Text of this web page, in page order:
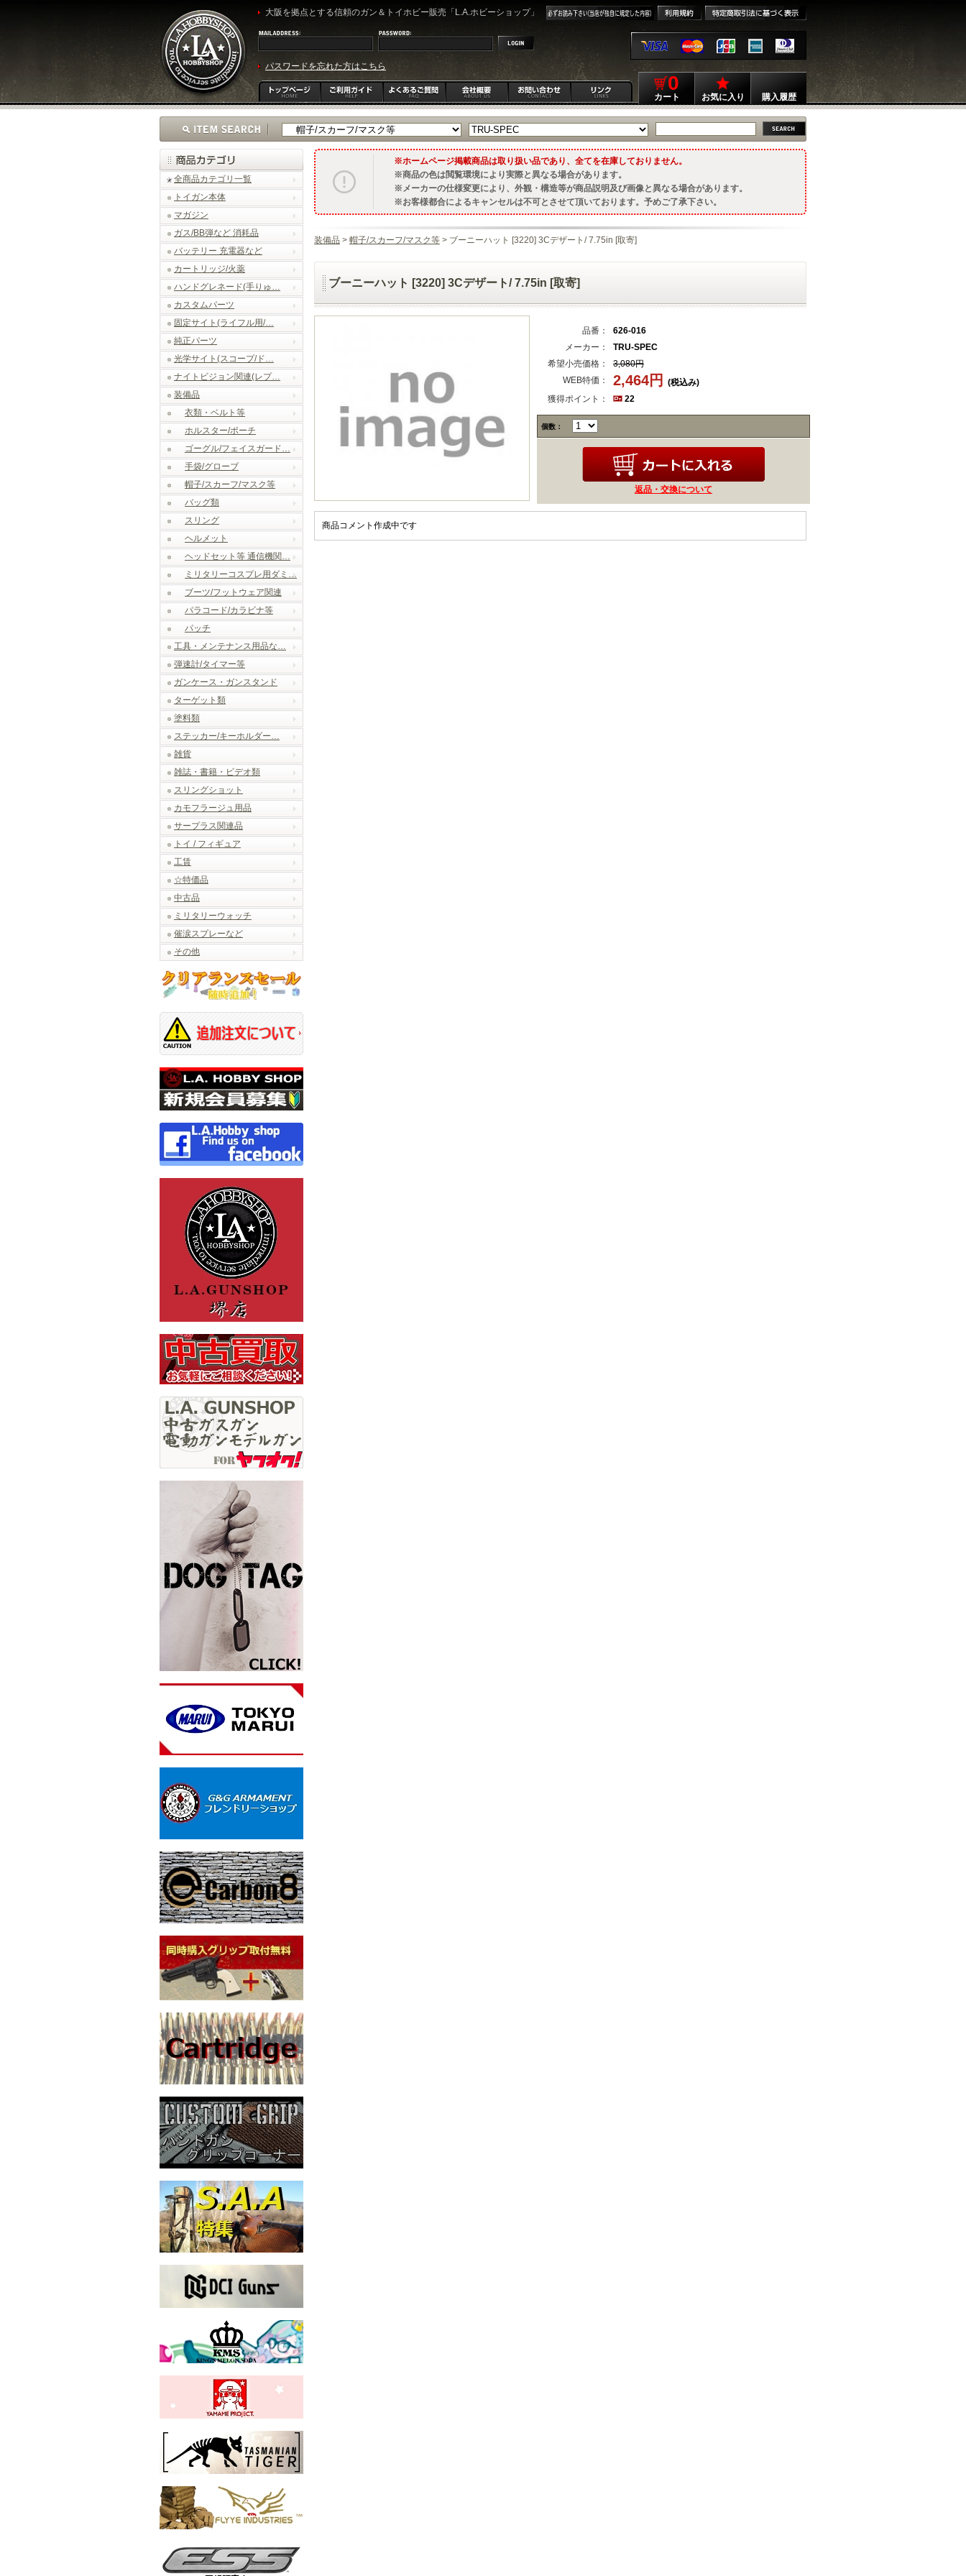
大阪を拠点とする信頼のガン＆トイホビー販売「L.A.ホビーショップ」
パスワードを忘れた方はこちら
0
カート お気に入り 購入履歴
全商品カテゴリ一覧
トイガン本体
マガジン
ガス/BB弾など 消耗品
バッテリー 充電器など
カートリッジ/火薬
ハンドグレネード(手りゅ…
カスタムパーツ
固定サイト(ライフル用/…
純正パーツ
光学サイト(スコープ/ド…
ナイトビジョン関連(レプ…
装備品
衣類・ベルト等
ホルスター/ポーチ
ゴーグル/フェイスガード…
手袋/グローブ
帽子/スカーフ/マスク等
バッグ類
スリング
ヘルメット
ヘッドセット等 通信機関…
ミリタリーコスプレ用ダミ…
ブーツ/フットウェア関連
パラコード/カラビナ等
パッチ
工具・メンテナンス用品な…
弾速計/タイマー等
ガンケース・ガンスタンド
ターゲット類
塗料類
ステッカー/キーホルダー…
雑貨
雑誌・書籍・ビデオ類
スリングショット
カモフラージュ用品
サープラス関連品
トイ / フィギュア
工賃
☆特価品
中古品
ミリタリーウォッチ
催涙スプレーなど
その他
ホームページ掲載商品は取り扱い品であり、全てを在庫しておりません。
商品の色は閲覧環境により実際と異なる場合があります。
メーカーの仕様変更により、外観・構造等が商品説明及び画像と異なる場合があります。
お客様都合によるキャンセルは不可とさせて頂いております。予めご了承下さい。
装備品 > 帽子/スカーフ/マスク等 > ブーニーハット [3220] 3Cデザート/ 7.75in [取寄]
ブーニーハット [3220] 3Cデザート/ 7.75in [取寄]
品番：
626-016
メーカー：
TRU-SPEC
希望小売価格：
3,080円
WEB特価：
2,464円
(税込み)
獲得ポイント：
22
個数：
返品・交換について
商品コメント作成中です